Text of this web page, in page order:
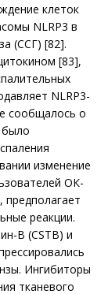
клеток
NLRP3 в
(ССГ) [82].
[83],
NLRP3-
сообщалось о
было
изменение
ОК-
реакции.
B (CSTB) и
Ингибиторы
тканевого